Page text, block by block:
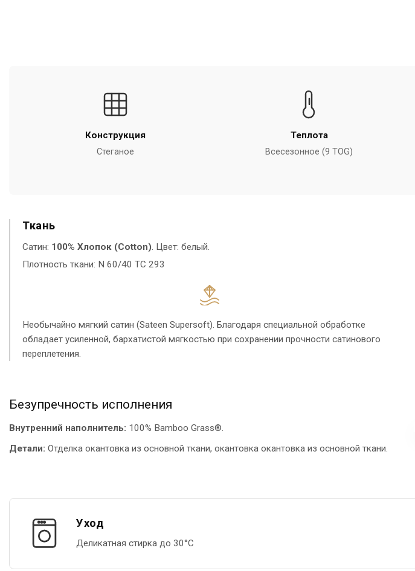
Конструкция
Стеганое
Теплота
Всесезонное (9 TOG)
Ткань
Сатин: 100% Хлопок (Cotton). Цвет: белый.
Плотность ткани: N 60/40 TC 293
Необычайно мягкий сатин (Sateen Supersoft). Благодаря специальной обработке
обладает усиленной, бархатистой мягкостью при сохранении прочности сатинового
переплетения.
Безупречность исполнения
Внутренний наполнитель: 100% Bamboo Grass®.
Детали: Отделка окантовка из основной ткани, окантовка окантовка из основной ткани.
Уход
Деликатная стирка до 30°С